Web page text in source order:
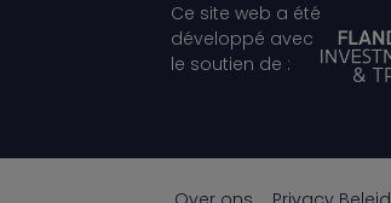
Ce site web a été
développé avec
le soutien de :